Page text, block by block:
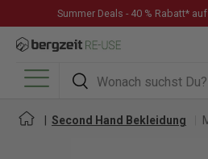
DIREKT ZUM INHALT
Summer Deals - 40 % Rabatt* auf
Suchen
Suchen
Menü
Second Hand Bekleidung